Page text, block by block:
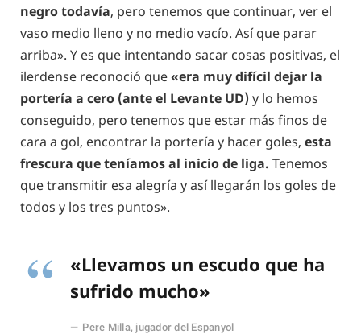
negro todavía, pero tenemos que continuar, ver el
vaso medio lleno y no medio vacío. Así que parar
arriba». Y es que intentando sacar cosas positivas, el
ilerdense reconoció que«era muy difícil dejar la
portería a cero (ante el Levante UD) y lo hemos
conseguido, pero tenemos que estar más finos de
cara a gol, encontrar la portería y hacer goles, esta
frescura que teníamos al inicio de liga. Tenemos
que transmitir esa alegría y así llegarán los goles de
todos y los tres puntos».
«Llevamos un escudo que ha
sufrido mucho»
Pere Milla, jugador del Espanyol